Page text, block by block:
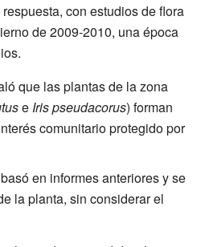
con estudios de flora
de 2009-2010, una época
que las plantas de la zona
e Iris pseudacorus) forman
comunitario protegido por
en informes anteriores y se
la planta, sin considerar el